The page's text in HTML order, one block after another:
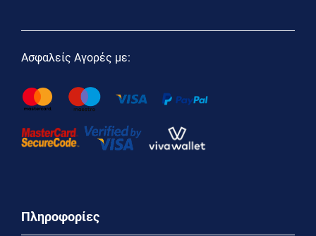
Ασφαλείς Αγορές με:
Πληροφορίες